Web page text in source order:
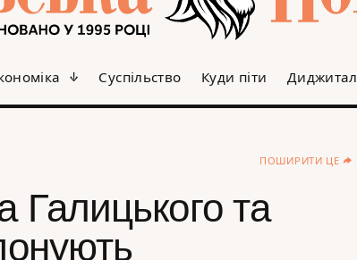
Суспільство Куди піти Диджитал
ПОШИРИТИ ЦЕ
та